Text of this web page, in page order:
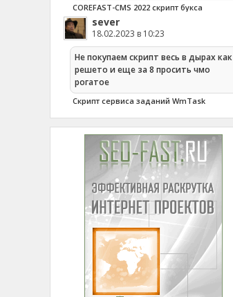
COREFAST-CMS 2022 скрипт букса
sever
18.02.2023 в 10:23
Не покупаем скрипт весь в дырах как
решето и еще за 8 просить чмо
рогатое
Cкрипт сервиса заданий WmTask